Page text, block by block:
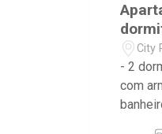
City
- 2
com